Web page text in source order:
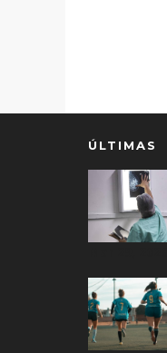
ÚLTIMAS